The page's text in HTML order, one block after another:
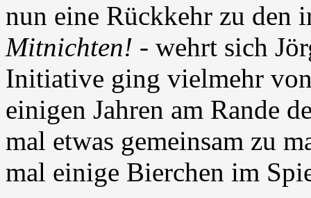
nun eine Rückkehr zu den
Mitnichten! - wehrt sich
Initiative ging vielmehr
einigen Jahren am Rande
mal etwas gemeinsam zu
mal einige Bierchen im